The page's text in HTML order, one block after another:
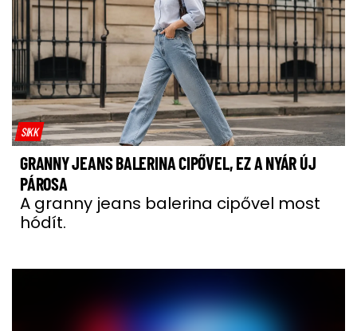
SIKK
GRANNY JEANS BALERINA CIPŐVEL, EZ A NYÁR ÚJ
PÁROSA
A granny jeans balerina cipővel most
hódít.